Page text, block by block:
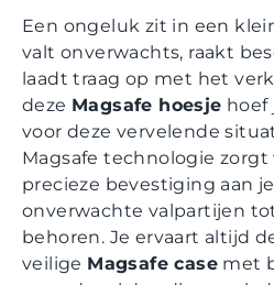
Een ongeluk zit in een
valt onverwachts, raakt
laadt traag op met het
deze Magsafe hoesje hoef
voor deze vervelende
Magsafe technologie zorgt
precieze bevestiging aan
onverwachte valpartijen
behoren. Je ervaart altijd
veilige Magsafe case met